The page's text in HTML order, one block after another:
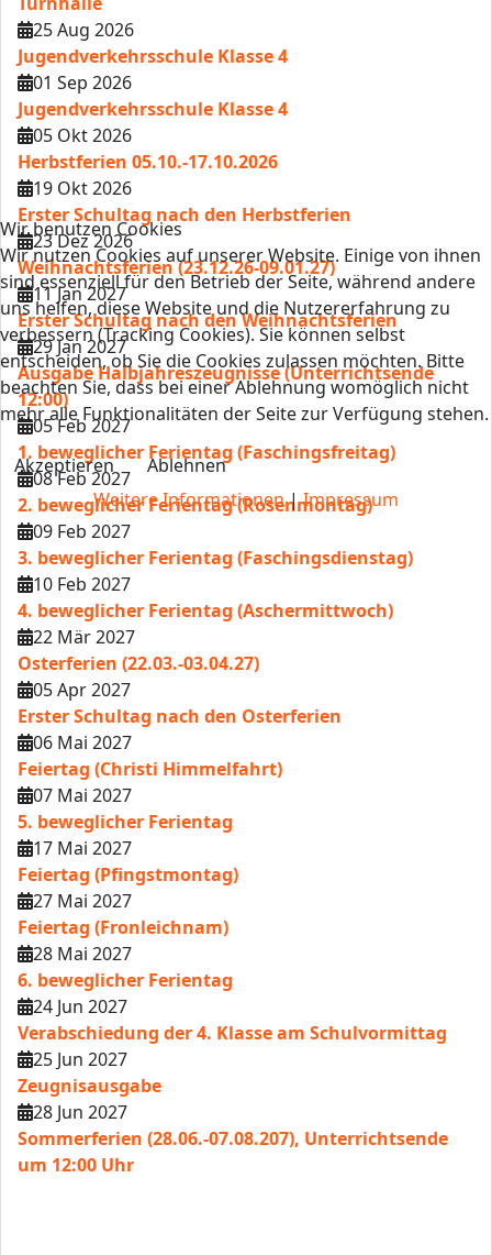
25 Aug 2026
Jugendverkehrsschule Klasse 4
01 Sep 2026
Jugendverkehrsschule Klasse 4
05 Okt 2026
Herbstferien 05.10.-17.10.2026
19 Okt 2026
Erster Schultag nach den Herbstferien
23 Dez 2026
Weihnachtsferien (23.12.26-09.01.27)
11 Jan 2027
Erster Schultag nach den Weihnachtsferien
29 Jan 2027
Ausgabe Halbjahreszeugnisse (Unterrichtsende
12:00)
05 Feb 2027
1. beweglicher Ferientag (Faschingsfreitag)
08 Feb 2027
2. beweglicher Ferientag (Rosenmontag)
09 Feb 2027
3. beweglicher Ferientag (Faschingsdienstag)
10 Feb 2027
4. beweglicher Ferientag (Aschermittwoch)
22 Mär 2027
Osterferien (22.03.-03.04.27)
05 Apr 2027
Erster Schultag nach den Osterferien
06 Mai 2027
Feiertag (Christi Himmelfahrt)
07 Mai 2027
5. beweglicher Ferientag
17 Mai 2027
Feiertag (Pfingstmontag)
27 Mai 2027
Feiertag (Fronleichnam)
28 Mai 2027
6. beweglicher Ferientag
24 Jun 2027
Verabschiedung der 4. Klasse am Schulvormittag
25 Jun 2027
Zeugnisausgabe
28 Jun 2027
Sommerferien (28.06.-07.08.207), Unterrichtsende
um 12:00 Uhr
Wir benutzen Cookies
Wir nutzen Cookies auf unserer Website. Einige von ihnen
sind essenziell für den Betrieb der Seite, während andere
uns helfen, diese Website und die Nutzererfahrung zu
verbessern (Tracking Cookies). Sie können selbst
entscheiden, ob Sie die Cookies zulassen möchten. Bitte
beachten Sie, dass bei einer Ablehnung womöglich nicht
mehr alle Funktionalitäten der Seite zur Verfügung stehen.
Akzeptieren
Ablehnen
Weitere Informationen|Impressum